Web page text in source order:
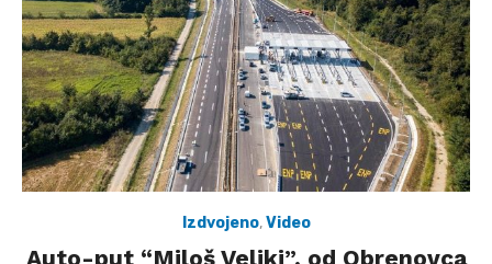
Izdvojeno,Video
Auto-put “Miloš Veliki”, od Obrenovca